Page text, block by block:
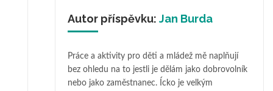
Autor příspěvku: Jan Burda
Práce a aktivity pro děti a mládež mě naplňují
bez ohledu na to jestli je dělám jako dobrovolník
nebo jako zaměstnanec. Ícko je velkým